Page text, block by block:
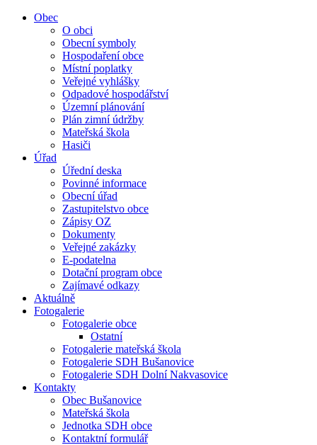
Obec
O obci
Obecní symboly
Hospodaření obce
Místní poplatky
Veřejné vyhlášky
Odpadové hospodářství
Územní plánování
Plán zimní údržby
Mateřská škola
Hasiči
Úřad
Úřední deska
Povinné informace
Obecní úřad
Zastupitelstvo obce
Zápisy OZ
Dokumenty
Veřejné zakázky
E-podatelna
Dotační program obce
Zajímavé odkazy
Aktuálně
Fotogalerie
Fotogalerie obce
Ostatní
Fotogalerie mateřská škola
Fotogalerie SDH Bušanovice
Fotogalerie SDH Dolní Nakvasovice
Kontakty
Obec Bušanovice
Mateřská škola
Jednotka SDH obce
Kontaktní formulář